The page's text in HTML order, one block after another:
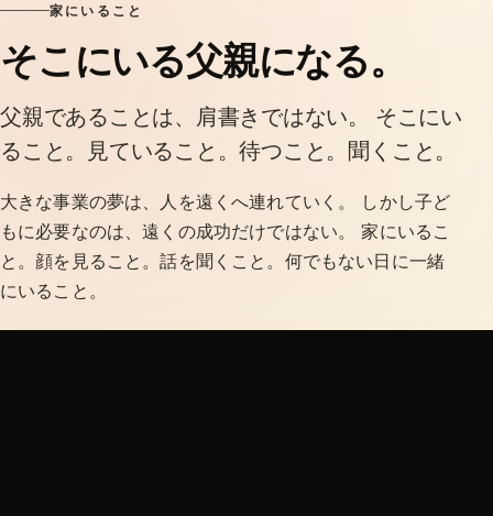
家にいること
そこにいる父親になる。
父親であることは、肩書きではない。 そこにい
ること。見ていること。待つこと。聞くこと。
大きな事業の夢は、人を遠くへ連れていく。 しかし子ど
もに必要なのは、遠くの成功だけではない。 家にいるこ
と。顔を見ること。話を聞くこと。何でもない日に一緒
にいること。